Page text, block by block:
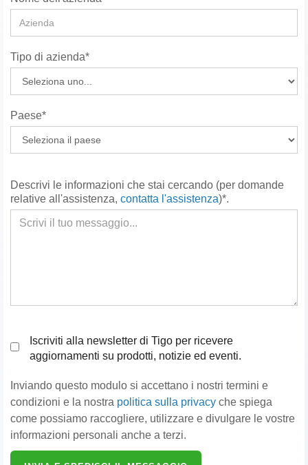
Tipo di azienda*
Paese*
Descrivi le informazioni che stai cercando (per domande
relative all'assistenza, contatta l'assistenza)*.
Iscriviti alla newsletter di Tigo per ricevere
aggiornamenti su prodotti, notizie ed eventi.
Inviando questo modulo si accettano i nostri termini e
condizioni e la nostra politica sulla privacy che spiega
come possiamo raccogliere, utilizzare e divulgare le vostre
informazioni personali anche a terzi.